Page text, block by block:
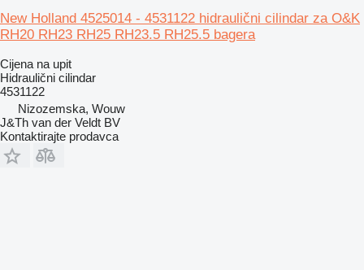
New Holland 4525014 - 4531122 hidraulični cilindar za O&K
RH20 RH23 RH25 RH23.5 RH25.5 bagera
Cijena na upit
Hidraulični cilindar
4531122
Nizozemska, Wouw
J&Th van der Veldt BV
Kontaktirajte prodavca